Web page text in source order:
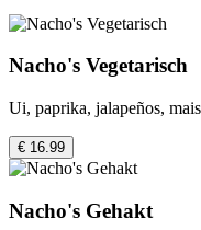
Nacho's Vegetarisch
Ui, paprika, jalapeños,
€ 16.99
Nacho's Gehakt